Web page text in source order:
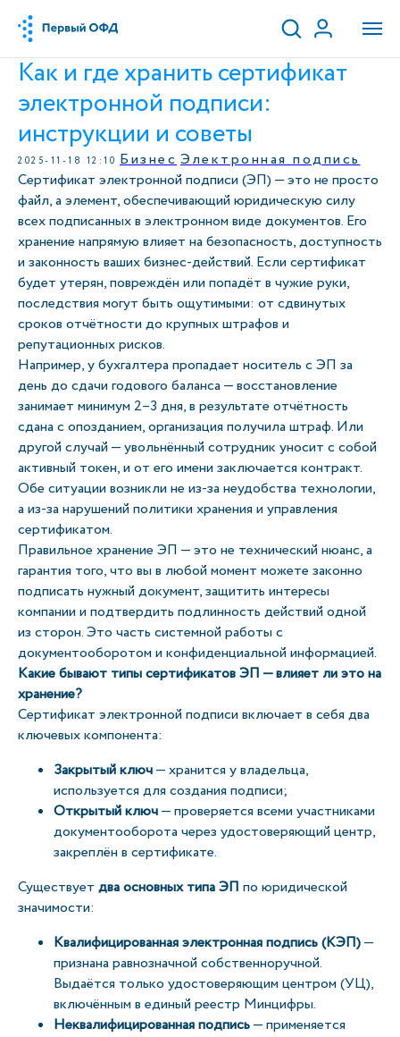
Как и где хранить сертификат
электронной подписи:
инструкции и советы
2025-11-18 12:10 БизнесЭлектронная подпись
Сертификат электронной подписи (ЭП) — это не просто
файл, а элемент, обеспечивающий юридическую силу
всех подписанных в электронном виде документов. Его
хранение напрямую влияет на безопасность, доступность
и законность ваших бизнес-действий. Если сертификат
будет утерян, повреждён или попадёт в чужие руки,
последствия могут быть ощутимыми: от сдвинутых
сроков отчётности до крупных штрафов и
репутационных рисков.
Например, у бухгалтера пропадает носитель с ЭП за
день до сдачи годового баланса — восстановление
занимает минимум 2–3 дня, в результате отчётность
сдана с опозданием, организация получила штраф. Или
другой случай — увольнённый сотрудник уносит с собой
активный токен, и от его имени заключается контракт.
Обе ситуации возникли не из-за неудобства технологии,
а из-за нарушений политики хранения и управления
сертификатом.
Правильное хранение ЭП — это не технический нюанс, а
гарантия того, что вы в любой момент можете законно
подписать нужный документ, защитить интересы
компании и подтвердить подлинность действий одной
из сторон. Это часть системной работы с
документооборотом и конфиденциальной информацией.
Какие бывают типы сертификатов ЭП — влияет ли это на
хранение?
Сертификат электронной подписи включает в себя два
ключевых компонента:
Закрытый ключ— хранится у владельца,
используется для создания подписи;
Открытый ключ— проверяется всеми участниками
документооборота через удостоверяющий центр,
закреплён в сертификате.
Существует два основных типа ЭП по юридической
значимости:
Квалифицированная электронная подпись (КЭП)—
признана равнозначной собственноручной.
Выдаётся только удостоверяющим центром (УЦ),
включённым в единый реестр Минцифры.
Неквалифицированная подпись— применяется